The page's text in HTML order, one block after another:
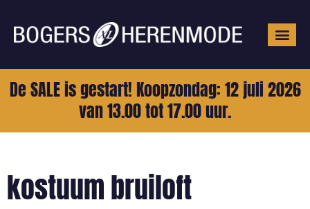
De SALE is gestart! Koopzondag: 12 juli 2026
van 13.00 tot 17.00 uur.
kostuum bruiloft